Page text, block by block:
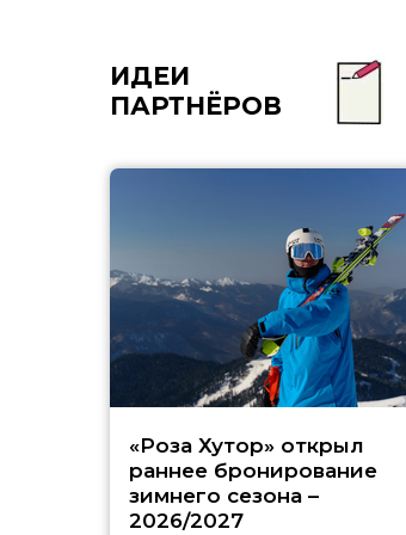
ИДЕИ
ПАРТНЁРОВ
«Роза Хутор» открыл
раннее бронирование
зимнего сезона –
2026/2027